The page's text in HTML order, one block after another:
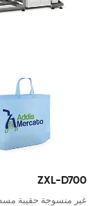
ZXL-D700
غير منسوجة حقيبة